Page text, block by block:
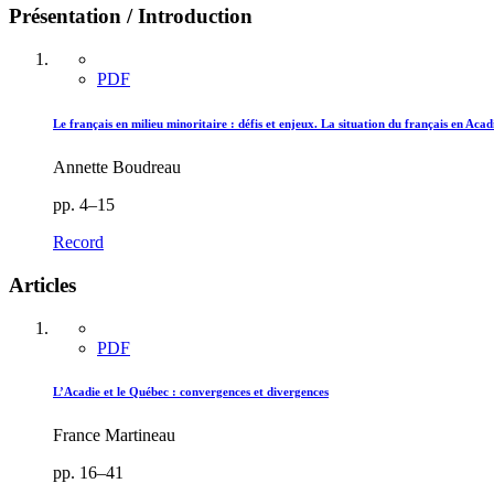
Présentation / Introduction
PDF
Le français en milieu minoritaire : défis et enjeux. La situation du français en
Annette Boudreau
pp. 4–15
Record
Articles
PDF
L’Acadie et le Québec : convergences et divergences
France Martineau
pp. 16–41